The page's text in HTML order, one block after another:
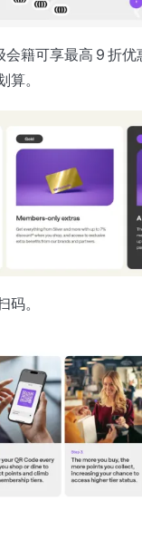
籍可享最高 9 折优
算。
码。